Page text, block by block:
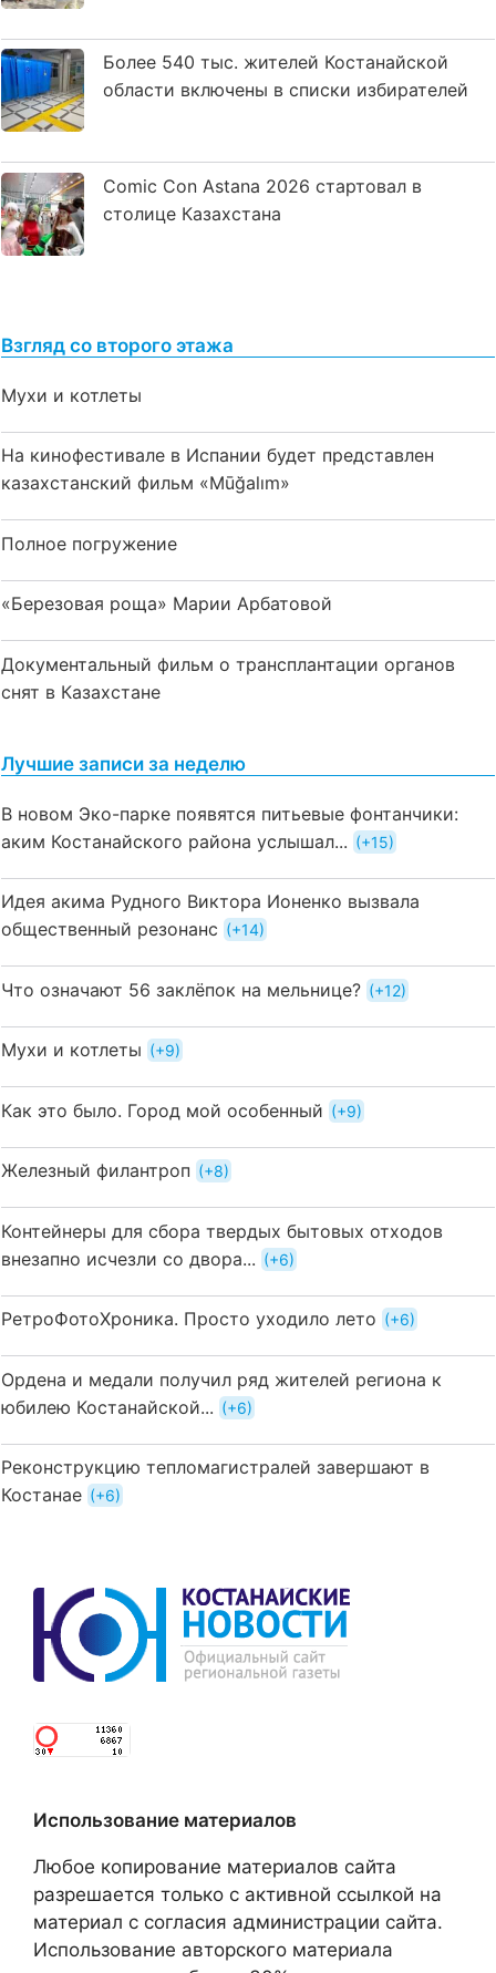
Более 540 тыс. жителей Костанайской
области включены в списки избирателей
Comic Con Astana 2026 стартовал в
столице Казахстана
Взгляд со второго этажа
Мухи и котлеты
На кинофестивале в Испании будет представлен
казахстанский фильм «Mūğalım»
Полное погружение
«Березовая роща» Марии Арбатовой
Документальный фильм о трансплантации органов
снят в Казахстане
Лучшие записи за неделю
В новом Эко-парке появятся питьевые фонтанчики:
аким Костанайского района услышал...
+15
Идея акима Рудного Виктора Ионенко вызвала
общественный резонанс
+14
Что означают 56 заклёпок на мельнице? +12
Мухи и котлеты +9
Как это было. Город мой особенный +9
Железный филантроп +8
Контейнеры для сбора твердых бытовых отходов
внезапно исчезли со двора...
+6
РетроФотоХроника. Просто уходило лето +6
Ордена и медали получил ряд жителей региона к
юбилею Костанайской...
+6
Реконструкцию тепломагистралей завершают в
Костанае
+6
Использование материалов
Любое копирование материалов сайта
разрешается только с активной ссылкой на
материал с согласия администрации сайта.
Использование авторского материала